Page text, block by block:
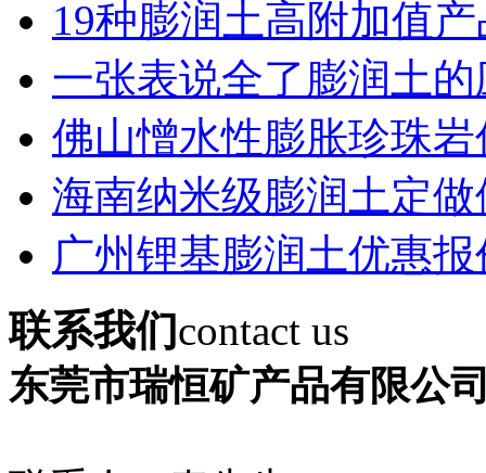
19种膨润土高附加值
一张表说全了膨润土
佛山憎水性膨胀珍珠
海南纳米级膨润土定做
广州锂基膨润土优惠报
联系我们contact us
东莞市瑞恒矿产品有限公